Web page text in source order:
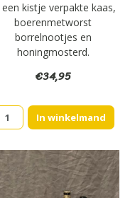
een kistje verpakte kaas,
boerenmetworst
borrelnootjes en
honingmosterd.
€34,95
In winkelmand